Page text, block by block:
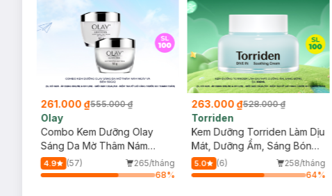
261.000 ₫555.000 ₫
Olay
Combo Kem Dưỡng Olay
Sáng Da Mờ Thâm Nám
Ngày Và Đêm 50gx2
4.9 (57)
265/tháng
68%
263.000 ₫528.000 ₫
Torriden
Kem Dưỡng Torriden Làm Dịu
Mát, Dưỡng Ẩm, Sáng Bóng
Da 100ml
5.0 (6)
258/tháng
64%